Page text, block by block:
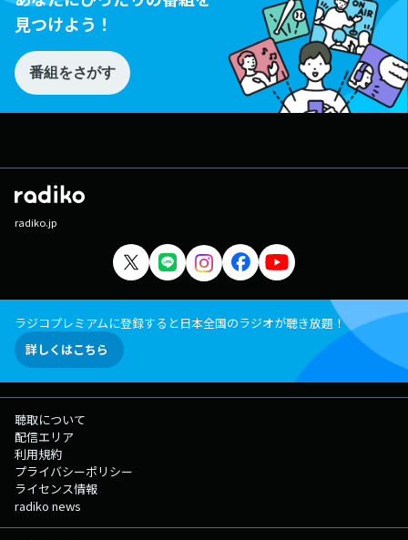
見つけよう！
番組をさがす
radiko.jp
ラジコプレミアムに登録すると日本全国のラジオが聴き放題！
詳しくはこちら
聴取について
配信エリア
利用規約
プライバシーポリシー
ライセンス情報
radiko news